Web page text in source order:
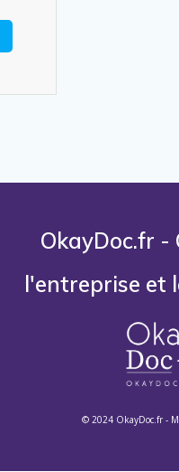
OkayDoc.fr -
l'entreprise et
© 2024 OkayDoc.fr -